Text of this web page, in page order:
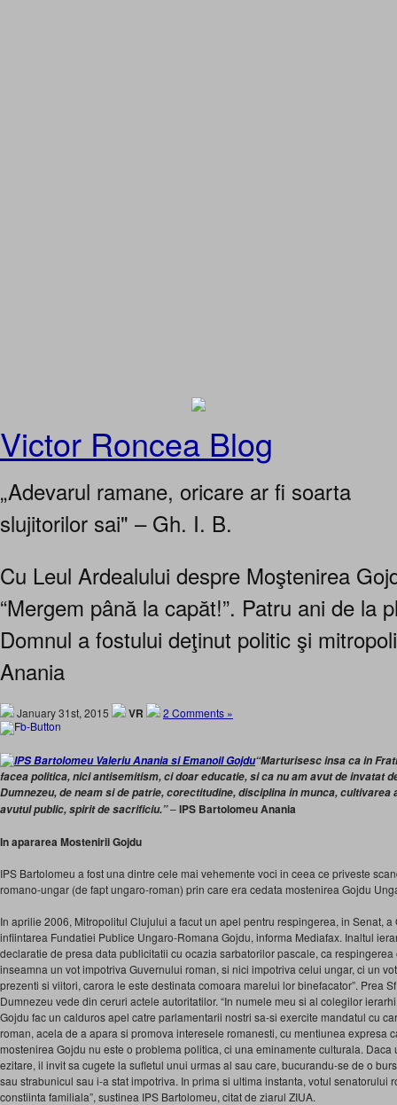
Victor Roncea Blog
„Adevarul ramane, oricare ar fi soarta
slujitorilor sai" – Gh. I. B.
Cu Leul Ardealului despre Moştenirea
“Mergem până la capăt!”. Patru ani de la
Domnul a fostului deţinut politic şi
Anania
January 31st, 2015 VR 2 Comments »
“Marturisesc insa ca in
facea politica, nici antisemitism, ci doar educatie, si ca nu am avut de invatat
Dumnezeu, de neam si de patrie, corectitudine, disciplina in munca,
avutul public, spirit de sacrificiu.”–IPS Bartolomeu Anania
In apararea Mostenirii Gojdu
IPS Bartolomeu a fost una dintre cele mai vehemente voci in ceea ce priveste
romano-ungar (de fapt ungaro-roman) prin care era cedata mostenirea Gojdu
In aprilie 2006, Mitropolitul Clujului a facut un apel pentru respingerea, in Senat,
infiintarea Fundatiei Publice Ungaro-Romana Gojdu, informa Mediafax. Inaltul
declaratie de presa data publicitatii cu ocazia sarbatorilor pascale, ca respingerea
inseamna un vot impotriva Guvernului roman, si nici impotriva celui ungar, ci un
prezenti si viitori, carora le este destinata comoara marelui lor binefacator”. Prea
Dumnezeu vede din ceruri actele autoritatilor. “In numele meu si al colegilor
Gojdu fac un calduros apel catre parlamentarii nostri sa-si exercite mandatul cu
roman, acela de a apara si promova interesele romanesti, cu mentiunea expresa
mostenirea Gojdu nu este o problema politica, ci una eminamente culturala. Daca
ezitare, il invit sa cugete la sufletul unui urmas al sau care, bucurandu-se de o
sau strabunicul sau i-a stat impotriva. In prima si ultima instanta, votul senatorului
constiinta familiala”, sustinea IPS Bartolomeu, citat de ziarul ZIUA.